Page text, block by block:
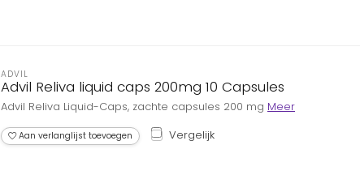
ADVIL
Advil Reliva liquid caps 200mg 10 Capsules
Advil Reliva Liquid-Caps, zachte capsules 200 mg Meer
Aan verlanglijst toevoegen Vergelijk